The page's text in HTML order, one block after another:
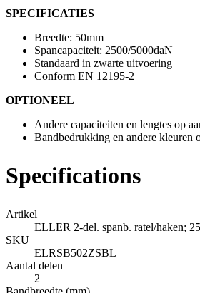
SPECIFICATIES
Breedte: 50mm
Spancapaciteit: 2500/5000daN
Standaard in zwarte uitvoering
Conform EN 12195-2
OPTIONEEL
Andere capaciteiten en lengtes op
Bandbedrukking en andere kleuren
Specifications
Artikel
ELLER 2-del. spanb. ratel/haken;
SKU
ELRSB502ZSBL
Aantal delen
2